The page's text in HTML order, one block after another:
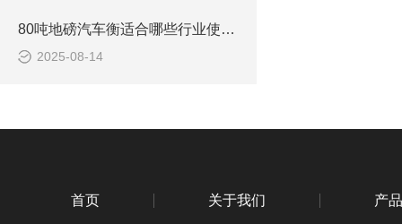
80吨地磅汽车衡适合哪些行业使用？
2025-08-14
首页 关于我们 产